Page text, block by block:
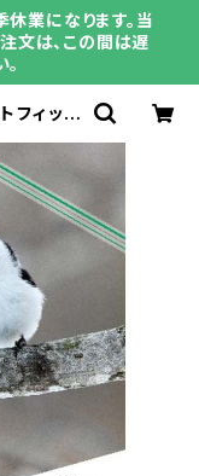
業になります。当
文は、この間は遅
ィット
品 問
：97
：B0G
）